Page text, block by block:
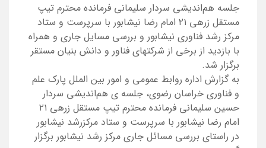
جلسه هم‌اندیشی سردار سلیمانی فرمانده محترم تیپ
مستقل زرهی ۲۱ امام رضا نیشابور با سرپرست و ستاد
مرکز رشد فناوری نیشابور و بررسی مسایل جاری و همراه
با بازدید از برخی از شرکتهای فناور و دانش بنیان مستقر
برگزار شد.
به گزارش اداره روابط عمومی و امور بین الملل پارک علم
و فناوری خراسان رضوی، جلسه ی هم‌اندیشی سردار
حسین سلیمانی فرمانده محترم تیپ مستقل زرهی ۲۱
امام رضا نیشابور با سرپرست و ستاد مرکزرشد نیشابور
در راستای بررسی مسائل جاری مرکز رشد نیشابور برگزار